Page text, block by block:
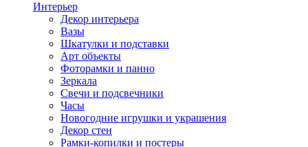
Интерьер
Декор интерьера
Вазы
Шкатулки и подставки
Арт объекты
Фоторамки и панно
Зеркала
Свечи и подсвечники
Часы
Новогодние игрушки и украшения
Декор стен
Рамки-копилки и постеры